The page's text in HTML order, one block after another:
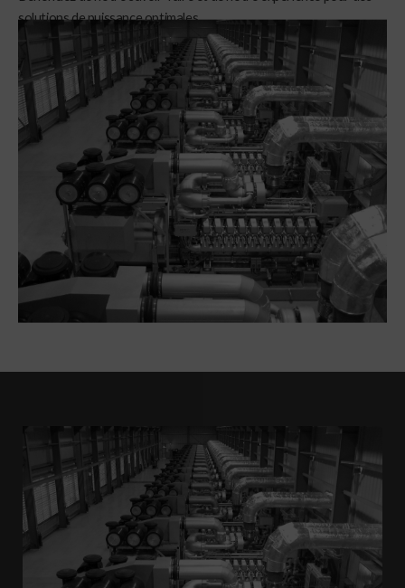
solutions de puissance optimales.